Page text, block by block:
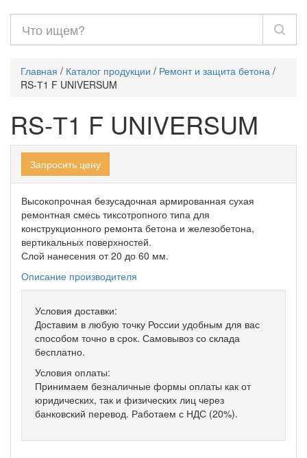
Главная / Каталог продукции / Ремонт и защита бетона /
RS-Т1 F UNIVERSUM
RS-Т1 F UNIVERSUM
Запросить цену
Высокопрочная безусадочная армированная сухая
ремонтная смесь тиксотропного типа для
конструкционного ремонта бетона и железобетона,
вертикальных поверхностей.
Слой нанесения от 20 до 60 мм.
Описание производителя
Условия доставки:
Доставим в любую точку России удобным для вас
способом точно в срок. Самовывоз со склада
бесплатно.
Условия оплаты:
Принимаем безналичные формы оплаты как от
юридических, так и физических лиц через
банковский перевод. Работаем с НДС (20%).